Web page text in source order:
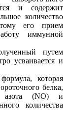
и содержит
количество
его прием
иммунной
путем
усваивается и
которая
белка,
азота (NO) и
количества